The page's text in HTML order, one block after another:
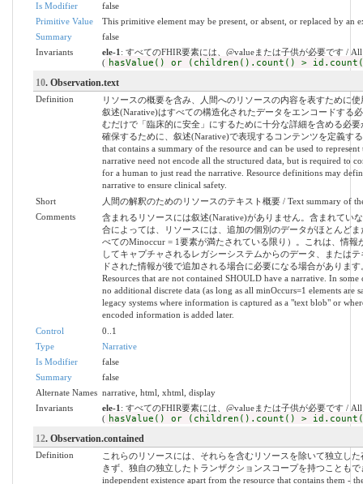
Is Modifier
false
Primitive Value
This primitive element may be present, or absent, or replaced by an
Summary
false
Invariants
ele-1 : すべてのFHIR要素には、@valueまたは子供が必要です / All
( hasValue() or (children().count() >
10. Observation.text
Definition
リソースの概要を含み、人間へのリソースの内容を表すために
叙述(Narative)はすべての構造化されたデータをエンコードする
むだけで「臨床的に安全」にするために十分な詳細を含める必
確保するために、叙述(Narative)で表現するコンテンツを定義す
that contains a summary of the resource and can be used to
narrative need not encode all the structured data, but is required to
for a human to just read the narrative. Resource definitions may
narrative to ensure clinical safety.
Short
人間の解釈のためのリソースのテキスト概要 / Text summary of
Comments
含まれるリソースには叙述(Narative)がありません。含まれてい
合によっては、リソースには、追加の個別のデータがほとんど
べてのMinoccur = 1要素が満たされている限り）。これは、情
してキャプチャされるレガシーシステムからのデータ、または
ドされた情報が後で追加される場合に必要になる場合があります
Resources that are not contained SHOULD have a narrative. In
no additional discrete data (as long as all minOccurs=1 elements are
legacy systems where information is captured as a "text blob" or
encoded information is added later.
Control
0..1
Type
Narrative
Is Modifier
false
Summary
false
Alternate Names narrative, html, xhtml, display
Invariants
ele-1 : すべてのFHIR要素には、@valueまたは子供が必要です / All
( hasValue() or (children().count() >
12. Observation.contained
Definition
これらのリソースには、それらを含むリソースを除いて独立し
きず、独自の独立したトランザクションスコープを持つこともで
independent existence apart from the resource that contains them -